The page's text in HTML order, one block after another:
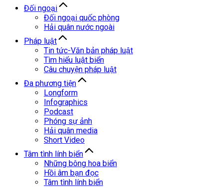
Đối ngoại
Đối ngoại quốc phòng
Hải quân nước ngoài
Pháp luật
Tin tức-Văn bản pháp luật
Tìm hiểu luật biển
Câu chuyện pháp luật
Đa phương tiện
Longform
Infographics
Podcast
Phóng sự ảnh
Hải quân media
Short Video
Tâm tình lính biển
Những bông hoa biển
Hồi âm bạn đọc
Tâm tình lính biển